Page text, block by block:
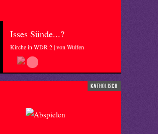
Isses Sünde...?
Kirche in WDR 2 | von Wulfen
katholisch